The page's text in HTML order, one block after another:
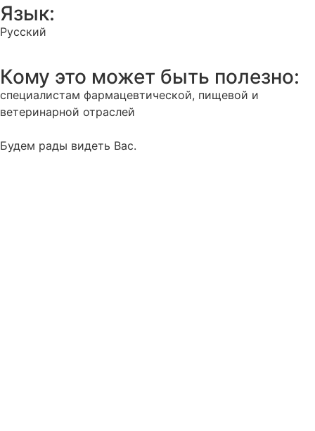
Язык:
Русский
Кому это может быть полезно:
специалистам фармацевтической, пищевой и
ветеринарной отраслей
Будем рады видеть Вас.